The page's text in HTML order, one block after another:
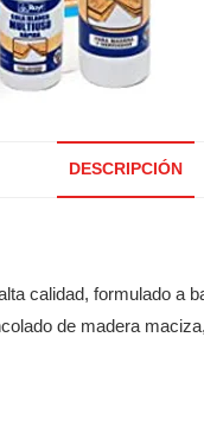
DESCRIPCIÓN
calidad, formulado a
de madera